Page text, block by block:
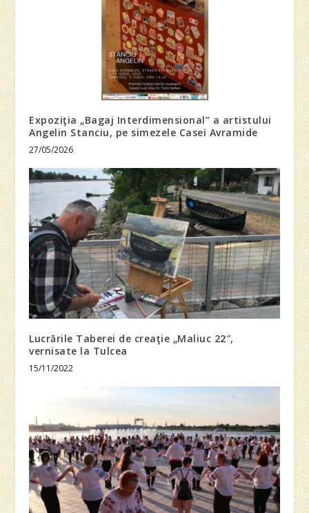
Expoziţia „Bagaj Interdimensional” a artistului
Angelin Stanciu, pe simezele Casei Avramide
27/05/2026
Lucrările Taberei de creaţie „Maliuc 22″,
vernisate la Tulcea
15/11/2022